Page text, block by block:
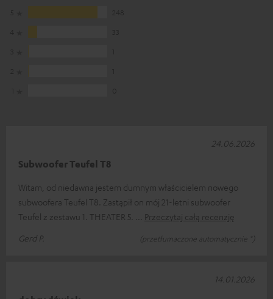
Subwoofer Teufel T8
Witam, od niedawna jestem dumnym właścicielem nowego
subwoofera Teufel T8. Zastąpił on mój 21-letni subwoofer
Teufel z zestawu 1. THEATER 5.
Przeczytaj całą recenzję
Gerd P.
(przetłumaczone automatycznie *)
24.06.2026
14.01.2026